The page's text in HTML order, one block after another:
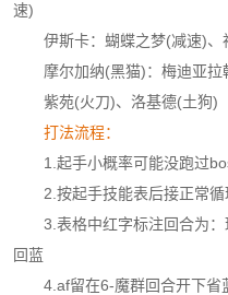
速)
伊斯卡：蝴蝶之梦(减速)、
摩尔加纳(黑猫)：梅迪亚
紫苑(火刀)、洛基德(土狗)
打法流程：
1.起手小概率可能没跑过
2.按起手技能表后接正常
3.表格中红字标注回合为
回蓝
4.af留在6-魔群回合开下省